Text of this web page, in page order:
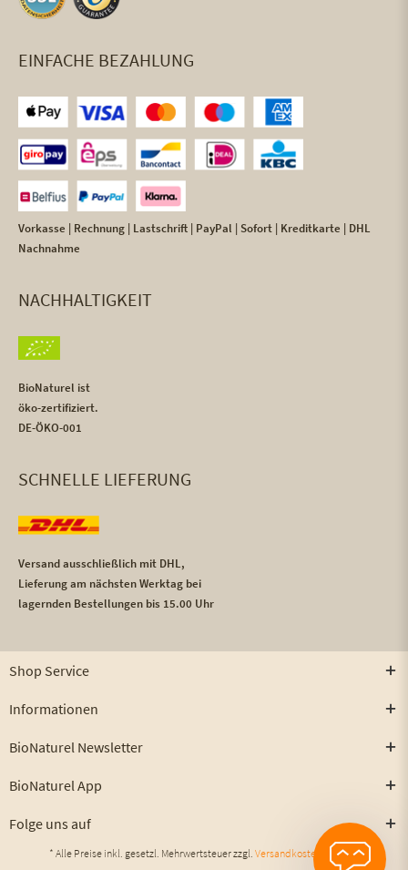
EINFACHE BEZAHLUNG
Vorkasse | Rechnung | Lastschrift | PayPal | Sofort | Kreditkarte | DHL
Nachnahme
NACHHALTIGKEIT
BioNaturel ist
öko-zertifiziert.
DE-ÖKO-001
SCHNELLE LIEFERUNG
Versand ausschließlich mit DHL,
Lieferung am nächsten Werktag bei
lagernden Bestellungen bis 15.00 Uhr
Shop Service
Informationen
BioNaturel Newsletter
BioNaturel App
Folge uns auf
* Alle Preise inkl. gesetzl. Mehrwertsteuer zzgl. Versandkosten
und ggf.